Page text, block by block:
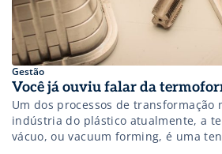
Gestão
Você já ouviu falar da
Um dos processos de transformação
indústria do plástico atualmente, a
vácuo, ou vacuum forming, é uma